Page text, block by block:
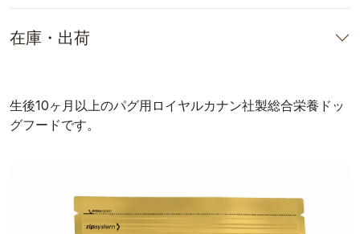
在庫・出荷
生後10ヶ月以上のパグ用ロイヤルカナン社製総合栄養ドッ
グフードです。